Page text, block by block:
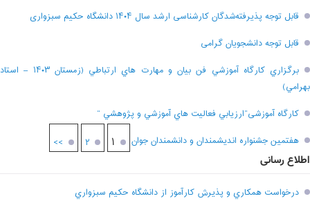
قابل توجه پذیرفته‌شدگان کارشناسی ارشد سال ۱۴۰۴ دانشگاه حکیم سبزواری
قابل توجه دانشجویان گرامی
برگزاري کارگاه آموزشي فن بيان و مهارت هاي ارتباطي (زمستان ۱۴۰۳ – استاد
بهرامي)
کارگاه آموزشی”ارزيابي فعاليت هاي آموزشي و پژوهشي “
هفتمين جشنواره انديشمندان و دانشمندان جوان
۱ ۲ >>
اطلاع رسانی
درخواست همکاري و پذيرش کارآموز از دانشگاه حکيم سبزواري